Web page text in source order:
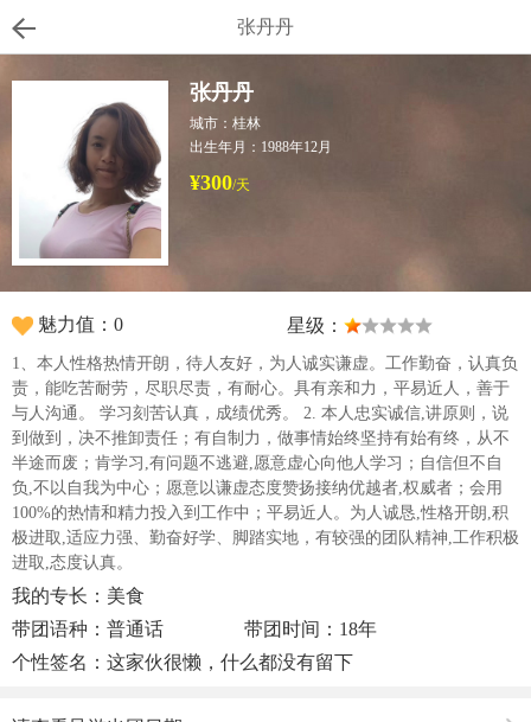
张丹丹
张丹丹
城市：桂林
出生年月：1988年12月
¥300/天
魅力值：0 星级：
1、本人性格热情开朗，待人友好，为人诚实谦虚。工作勤奋，认真负
责，能吃苦耐劳，尽职尽责，有耐心。具有亲和力，平易近人，善于
与人沟通。 学习刻苦认真，成绩优秀。 2. 本人忠实诚信,讲原则，说
到做到，决不推卸责任；有自制力，做事情始终坚持有始有终，从不
半途而废；肯学习,有问题不逃避,愿意虚心向他人学习；自信但不自
负,不以自我为中心；愿意以谦虚态度赞扬接纳优越者,权威者；会用
100%的热情和精力投入到工作中；平易近人。为人诚恳,性格开朗,积
极进取,适应力强、勤奋好学、脚踏实地，有较强的团队精神,工作积极
进取,态度认真。
我的专长：美食
带团语种：普通话
带团时间：18年
个性签名：这家伙很懒，什么都没有留下